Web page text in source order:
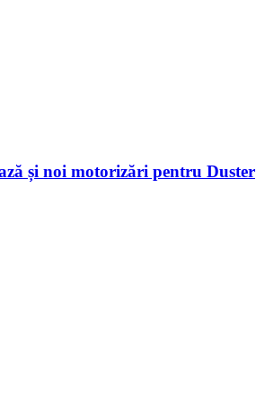
și noi motorizări pentru Duster